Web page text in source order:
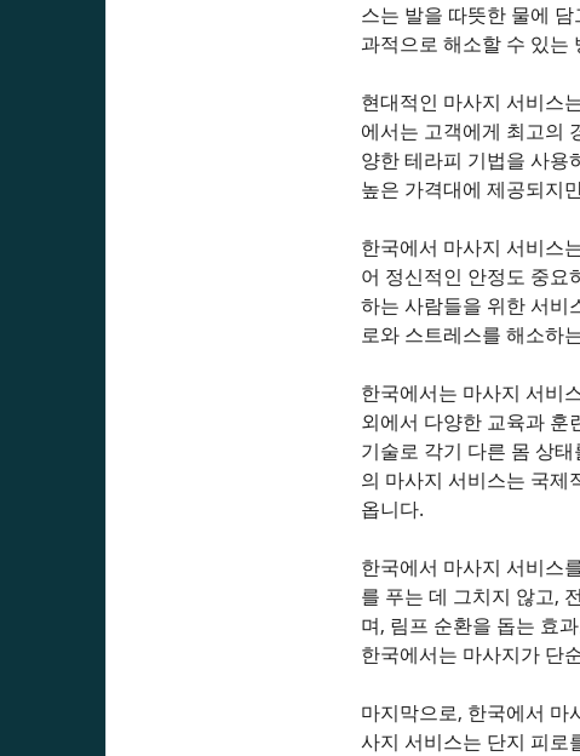
스는 발을 따뜻한 물에
과적으로 해소할 수 있는
현대적인 마사지 서비스
에서는 고객에게 최고의
양한 테라피 기법을 사용
높은 가격대에 제공되지
한국에서 마사지 서비스
어 정신적인 안정도 중요
하는 사람들을 위한 서비
로와 스트레스를 해소하
한국에서는 마사지 서비
외에서 다양한 교육과 훈
기술로 각기 다른 몸 상
의 마사지 서비스는 국제
옵니다.
한국에서 마사지 서비스
를 푸는 데 그치지 않고,
며, 림프 순환을 돕는 효
한국에서는 마사지가 단
마지막으로, 한국에서 마
사지 서비스는 단지 피로